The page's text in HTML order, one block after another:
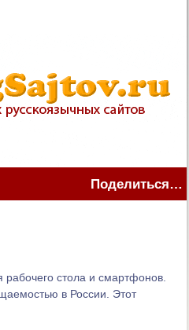
стола и смартфонов.
в России. Этот
Поделиться…